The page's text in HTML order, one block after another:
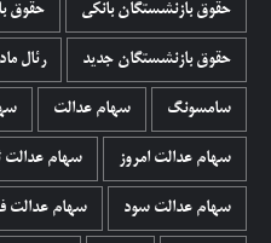
حقوق بازنشستگان بانکی حقوق
حقوق بازنشستگان جدید رئال
سامسونگ سهام عدالت
سهام عدالت امروز سهام عدالت
سهام عدالت سود سهام عدالت